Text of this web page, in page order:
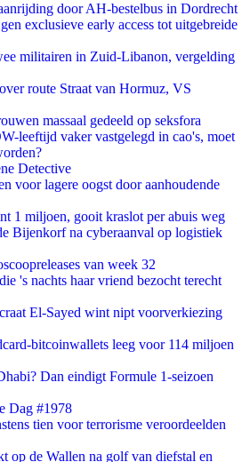
door AH-bestelbus in Dordrecht
exclusieve early access tot uitgebreide
militairen in Zuid-Libanon, vergelding
route Straat van Hormuz, VS
massaal gedeeld op seksfora
leeftijd vaker vastgelegd in cao's, moet
Detective
voor lagere oogst door aanhoudende
1 miljoen, gooit kraslot per abuis weg
Bijenkorf na cyberaanval op logistiek
van week 32
's nachts haar vriend bezocht terecht
El-Sayed wint nipt voorverkiezing
bitcoinwallets leeg voor 114 miljoen
Dan eindigt Formule 1-seizoen
Dag #1978
tien voor terrorisme veroordeelden
op de Wallen na golf van diefstal en